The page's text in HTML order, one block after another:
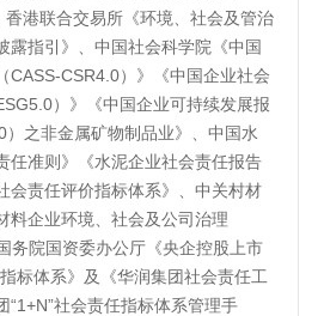
香港联合交易所《环境、社会及管治
露指引》、中国社会科学院《中国
CASS-CSR4.0）》《中国企业社会
）》《中国企业可持续发展报
）之非金属矿物制品业》、中国水
任准则》《水泥企业社会责任报告
会责任评价指标体系》、中关村材
料企业环境、社会及公司治理
务院国资委办公厅《央企控股上市
标体系》及《华润集团社会责任工
“1+N”社会责任指标体系管理手